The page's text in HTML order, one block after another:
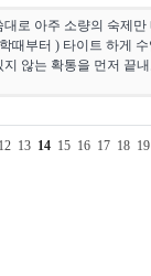
로 아주 소량의 숙제
때부터 ) 타이트 하게
않는 확통을 먼저 끝
12 13 14 15 16 17 18 19